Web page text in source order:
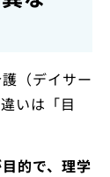
（デイサー
いは「目
的で、理学